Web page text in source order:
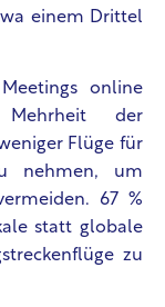
einem Drittel
online
der
Flüge für
nehmen, um
67 %
statt globale
zu